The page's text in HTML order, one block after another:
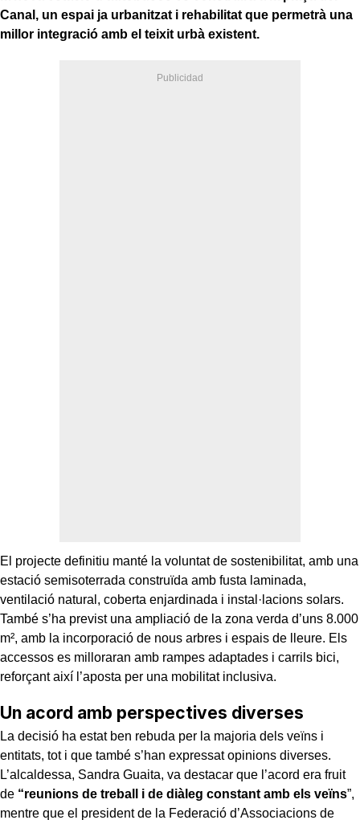
Canal, un espai ja urbanitzat i rehabilitat que permetrà una
millor integració amb el teixit urbà existent.
El projecte definitiu manté la voluntat de sostenibilitat, amb una
estació semisoterrada construïda amb fusta laminada,
ventilació natural, coberta enjardinada i instal·lacions solars.
També s’ha previst una ampliació de la zona verda d’uns 8.000
m², amb la incorporació de nous arbres i espais de lleure. Els
accessos es milloraran amb rampes adaptades i carrils bici,
reforçant així l’aposta per una mobilitat inclusiva.
Un acord amb perspectives diverses
La decisió ha estat ben rebuda per la majoria dels veïns i
entitats, tot i que també s’han expressat opinions diverses.
L’alcaldessa, Sandra Guaita, va destacar que l’acord era fruit
de “reunions de treball i de diàleg constant amb els veïns”,
mentre que el president de la Federació d’Associacions de